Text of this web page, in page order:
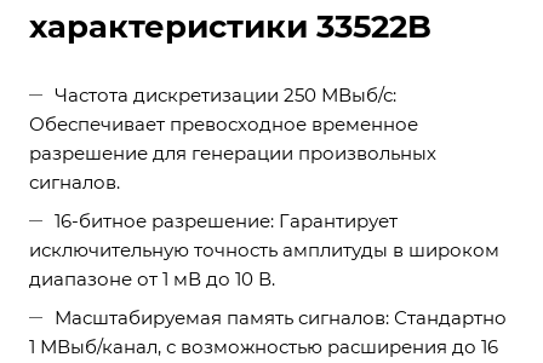
характеристики 33522B
Частота дискретизации 250 МВыб/с:
Обеспечивает превосходное временное
разрешение для генерации произвольных
сигналов.
16-битное разрешение: Гарантирует
исключительную точность амплитуды в широком
диапазоне от 1 мВ до 10 В.
Масштабируемая память сигналов: Стандартно
1 МВыб/канал, с возможностью расширения до 16